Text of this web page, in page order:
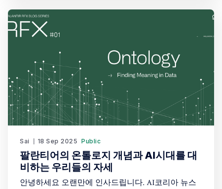
한 기분이 듭니다. 오늘은 9월의 AI 이야기들을 여러
분과 나누고자 합니다. 단순한 뉴스 전달이 아니라,
이 변화의 소용돌이 속에서 우리는 무엇을 준비해야
Sai 18 Sep 2025 Public
팔란티어의 온톨로지 개념과 AI시대를 대
비하는 우리들의 자세
안녕하세요 오랜만에 인사드립니다. AI코리아 뉴스